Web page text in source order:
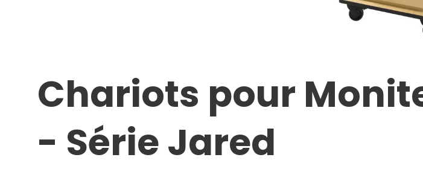
Chariots pour
- Série Jared